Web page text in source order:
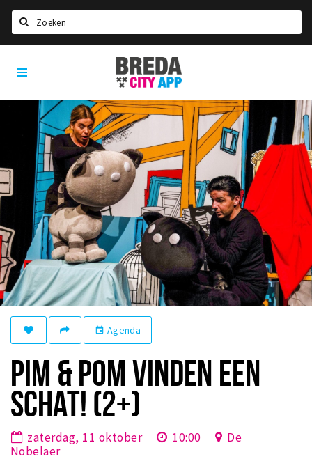
Home
Agenda
Deals
Party pics
Nieuws, interviews & blogs
Eten
Drinken
Slapen
Recreatief
Winkels
Winkelgebieden
Bezienswaardigheden
Musea, theaters & podia
Uitjes & activiteiten
Toeristische routes
Breda
City
App
event Agenda
PIM & POM VINDEN EEN
SCHAT! (2+)
zaterdag, 11 oktober 10:00
De
Nobelaer